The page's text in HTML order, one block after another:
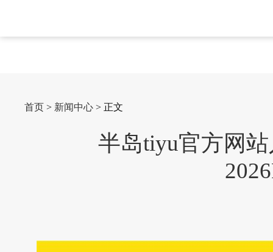
首页 > 新闻中心 > 正文
半岛tiyu官方网